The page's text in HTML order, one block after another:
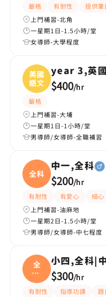
嚴格 有耐性 提供筆
上門補習-北角
一星期1日-1.5小時/堂
女導師-大學程度
英國
語文
year 3,英
$400/hr
嚴格
上門補習-大埔
一星期1日-1小時/堂
男導師/女導師-全職補習
全科
中一,全科
$200/hr
有耐性 有愛心 細心
上門補習-油麻地
一星期2日-1.5小時/堂
男導師/女導師-中七程度
全
科|
中一
小四,全科|
$300/hr
有耐性 指導功課 題